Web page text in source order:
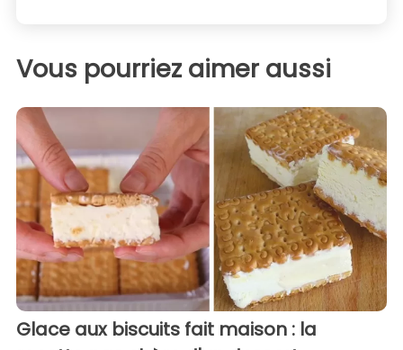
Vous pourriez aimer aussi
Glace aux biscuits fait maison : la